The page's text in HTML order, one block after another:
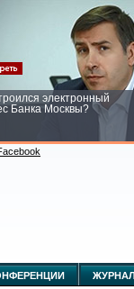
электронный
Банка Москвы?